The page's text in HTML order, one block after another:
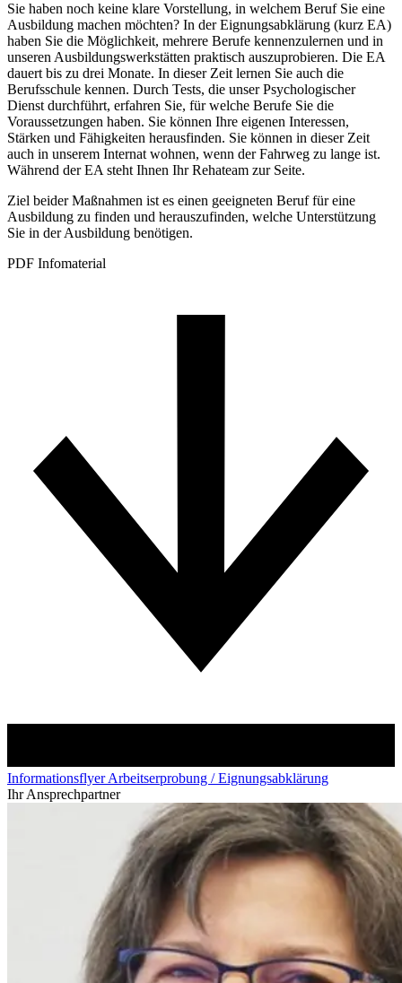
Sie haben noch keine klare Vorstellung, in welchem Beruf Sie eine
Ausbildung machen möchten? In der Eignungsabklärung (kurz EA)
haben Sie die Möglichkeit, mehrere Berufe kennenzulernen und in
unseren Ausbildungswerkstätten praktisch auszuprobieren. Die EA
dauert bis zu drei Monate. In dieser Zeit lernen Sie auch die
Berufsschule kennen. Durch Tests, die unser Psychologischer
Dienst durchführt, erfahren Sie, für welche Berufe Sie die
Voraussetzungen haben. Sie können Ihre eigenen Interessen,
Stärken und Fähigkeiten herausfinden. Sie können in dieser Zeit
auch in unserem Internat wohnen, wenn der Fahrweg zu lange ist.
Während der EA steht Ihnen Ihr Rehateam zur Seite.
Ziel beider Maßnahmen ist es einen geeigneten Beruf für eine
Ausbildung zu finden und herauszufinden, welche Unterstützung
Sie in der Ausbildung benötigen.
PDF Infomaterial
Informationsflyer Arbeitserprobung / Eignungsabklärung
Ihr Ansprechpartner